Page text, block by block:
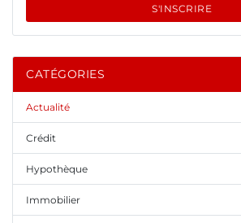
S'INSCRIRE
CATÉGORIES
Actualité
Crédit
Hypothèque
Immobilier